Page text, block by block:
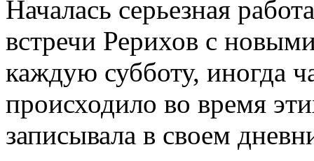
Началась серьезная
встречи Рерихов с
каждую субботу, иногда
происходило во время
записывала в своем